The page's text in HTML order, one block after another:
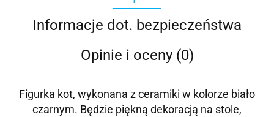
Informacje dot. bezpieczeństwa
Opinie i oceny (0)
Figurka kot, wykonana z ceramiki w kolorze biało
czarnym. Będzie piękną dekoracją na stole,